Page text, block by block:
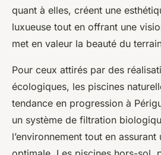
quant à elles, créent une
luxueuse tout en offrant une
met en valeur la beauté du
Pour ceux attirés par des
écologiques, les piscines
tendance en progression à
un système de filtration
l’environnement tout en